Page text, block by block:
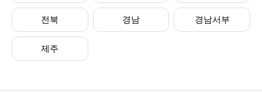
전북 경남 경남서부
제주